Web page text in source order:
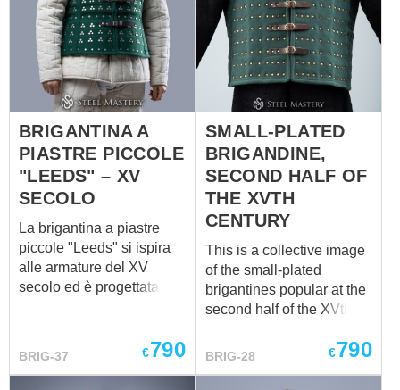
BRIGANTINA A
PIASTRE PICCOLE
"LEEDS" – XV
SECOLO
La brigantina a piastre
piccole "Leeds" si ispira
alle armature del XV
secolo ed è progettata per
disposizione di piccole
piastre d'acciaio
BRIG-37 €790
SMALL-PLATED
BRIGANDINE,
SECOND HALF OF
THE XVTH
CENTURY
This is a collective image
of the small-plated
brigantines popular at the
second half of the XVth
Europe. A lot of them you
BRIG-28 €790